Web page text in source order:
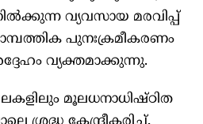
വ്യവസായ മരവിപ്പ്
പുനഃക്രമീകരണം
വ്യക്തമാക്കുന്നു.
മൂലധനാധിഷ്ഠിത